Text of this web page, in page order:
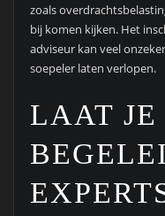
zoals
bij komen kijken. Het
adviseur kan veel
soepeler laten verlopen.
LAAT JE